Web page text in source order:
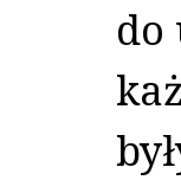
do